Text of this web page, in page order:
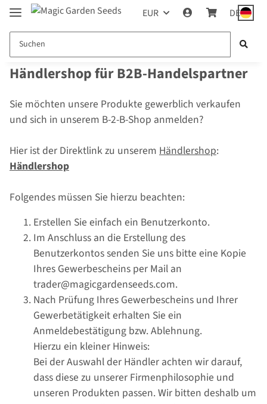
EUR DE
Händlershop für B2B-Handelspartner
Sie möchten unsere Produkte gewerblich verkaufen
und sich in unserem B-2-B-Shop anmelden?
Hier ist der Direktlink zu unserem Händlershop:
Händlershop
Folgendes müssen Sie hierzu beachten:
Erstellen Sie einfach ein Benutzerkonto.
Im Anschluss an die Erstellung des
Benutzerkontos senden Sie uns bitte eine Kopie
Ihres Gewerbescheins per Mail an
trader@magicgardenseeds.com.
Nach Prüfung Ihres Gewerbescheins und Ihrer
Gewerbetätigkeit erhalten Sie ein
Anmeldebestätigung bzw. Ablehnung.
Hierzu ein kleiner Hinweis:
Bei der Auswahl der Händler achten wir darauf,
dass diese zu unserer Firmenphilosophie und
unseren Produkten passen. Wir bitten deshalb um